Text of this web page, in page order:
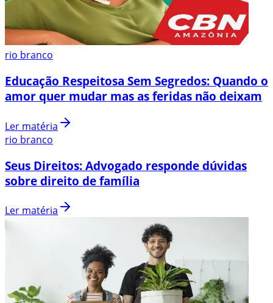
rio branco
Educação Respeitosa Sem Segredos: Quando o
amor quer mudar mas as feridas não deixam
Ler matéria
rio branco
Seus Direitos: Advogado responde dúvidas
sobre direito de família
Ler matéria